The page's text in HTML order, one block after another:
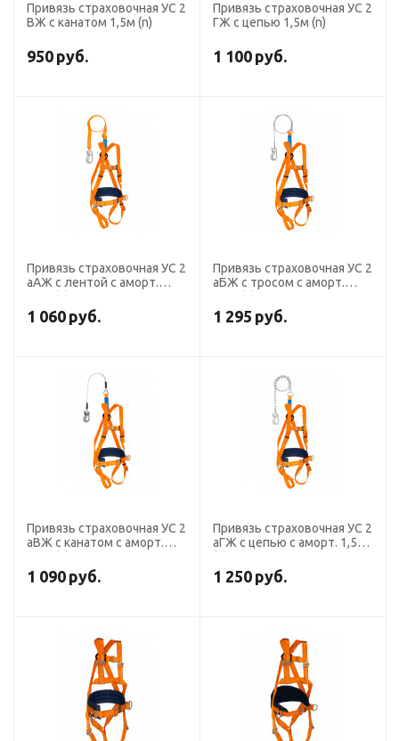
Привязь страховочная УС 2
ВЖ с канатом 1,5м (n)
950 руб.
Привязь страховочная УС 2
ГЖ с цепью 1,5м (n)
1 100 руб.
Привязь страховочная УС 2
аАЖ с лентой с аморт.
1 060 руб.
Привязь страховочная УС 2
аБЖ с тросом с аморт.
1 295 руб.
Привязь страховочная УС 2
аВЖ с канатом с аморт.
1 090 руб.
Привязь страховочная УС 2
аГЖ с цепью с аморт. 1,5м
1 250 руб.